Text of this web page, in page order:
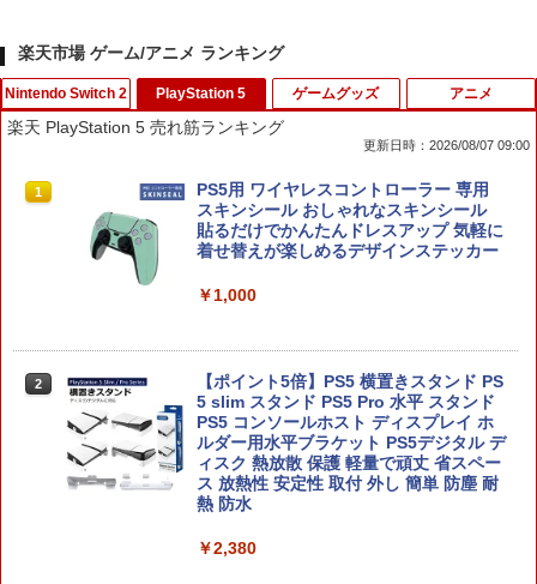
楽天市場 ゲーム/アニメ ランキング
Nintendo Switch 2
1
【特典】テイルズ オブ エターニア リマ
スター Switch2版(【早期購入特典】超
冒険お役立ちセット)
ソフト（キーカード）【ポスト投函】※
初回特典は付いていない場合がございま
す
￥3,799
Switch2 保護フィルム スイッチ2 保護フ
PlayStation 5
楽天 PlayStation 5 売れ筋ランキング
更新日時：2026/08/07 09:00
1
PS5用 ワイヤレスコントローラー 専用
スキンシール おしゃれなスキンシール
貼るだけでかんたんドレスアップ 気軽に
着せ替えが楽しめるデザインステッカー
￥1,000
2
【ポイント5倍】PS5 横置きスタンド PS
5 slim スタンド PS5 Pro 水平 スタンド
PS5 コンソールホスト ディスプレイ ホ
ルダー用水平ブラケット PS5デジタル デ
ィスク 熱放散 保護 軽量で頑丈 省スペー
ス 放熱性 安定性 取付 外し 簡単 防塵 耐
熱 防水
￥2,380
ゲームグッズ アニメ